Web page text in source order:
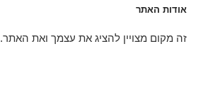
אודות האתר
זה מקום מצויין להציג את עצמך ואת האתר.